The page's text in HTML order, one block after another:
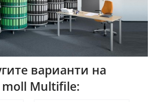
варианти на
Multifile: